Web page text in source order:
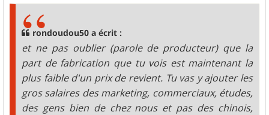
rondoudou50 a écrit :
et ne pas oublier (parole de producteur) que la
part de fabrication que tu vois est maintenant la
plus faible d'un prix de revient. Tu vas y ajouter les
gros salaires des marketing, commerciaux, études,
des gens bien de chez nous et pas des chinois,